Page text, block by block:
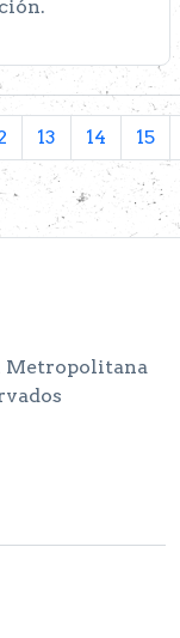
13 14 15
Metropolitana